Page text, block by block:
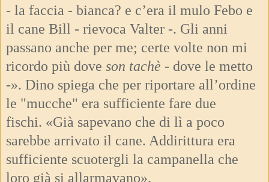
- la faccia - bianca? e c’era il mulo Febo e
il cane Bill - rievoca Valter -. Gli anni
passano anche per me; certe volte non mi
ricordo più dove son tachè - dove le metto
-». Dino spiega che per riportare all’ordine
le "mucche" era sufficiente fare due
fischi. «Già sapevano che di lì a poco
sarebbe arrivato il cane. Addirittura era
sufficiente scuotergli la campanella che
loro già si allarmavano».